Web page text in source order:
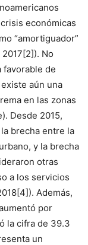
económicas
“amortiguador”
No
favorable de
aún una
en las zonas
Desde 2015,
brecha entre la
y la brecha
otras
a los servicios
Además,
por
la cifra de 39.3
un